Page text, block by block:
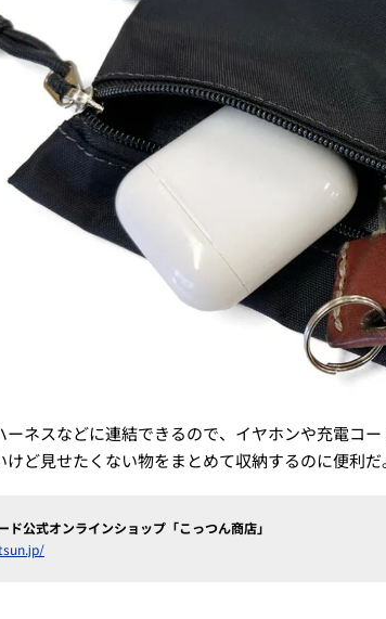
ーネスなどに連結できるので、イヤホンや充電コ
けど見せたくない物をまとめて収納するのに便利だ
ド公式オンラインショップ「こっつん商店」